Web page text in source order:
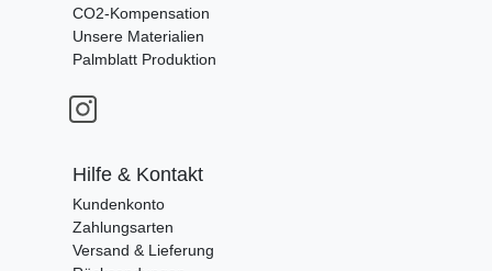
CO2-Kompensation
Unsere Materialien
Palmblatt Produktion
Hilfe & Kontakt
Kundenkonto
Zahlungsarten
Versand & Lieferung